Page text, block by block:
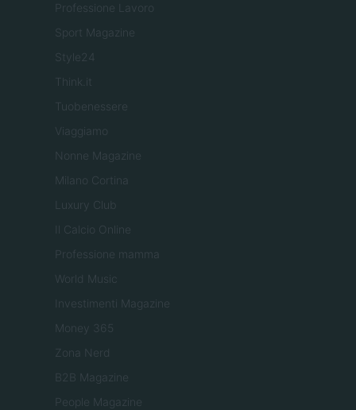
Professione Lavoro
Sport Magazine
Style24
Think.it
Tuobenessere
Viaggiamo
Nonne Magazine
Milano Cortina
Luxury Club
Il Calcio Online
Professione mamma
World Music
Investimenti Magazine
Money 365
Zona Nerd
B2B Magazine
People Magazine